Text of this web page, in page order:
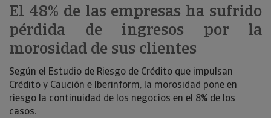
El 48% de las empresas ha sufrido
pérdida de ingresos por la
morosidad de sus clientes
Según el Estudio de Riesgo de Crédito que impulsan
Crédito y Caución e Iberinform, la morosidad pone en
riesgo la continuidad de los negocios en el 8% de los
casos.